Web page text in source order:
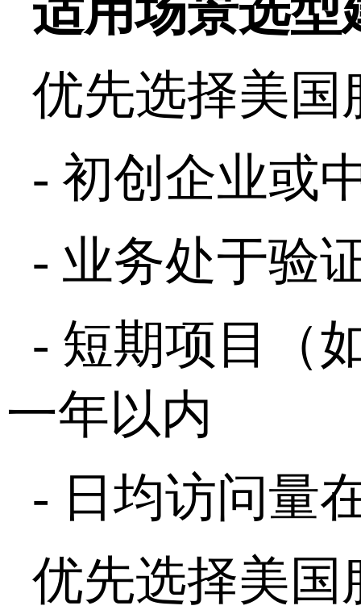
适用场景选型
优先选择美国
- 初创企业或
- 业务处于验
- 短期项目（
一年以内
- 日均访问量
优先选择美国